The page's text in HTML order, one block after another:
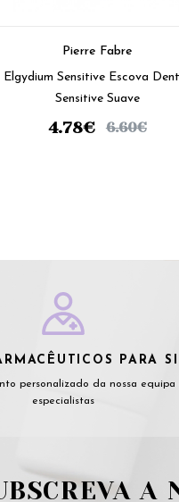
Pierre Fabre
Elgydium Sensitive Escova
Sensitive Suave
4.78€ 6.60€
PARA SI
personalizado da nossa equipa
especialistas
A